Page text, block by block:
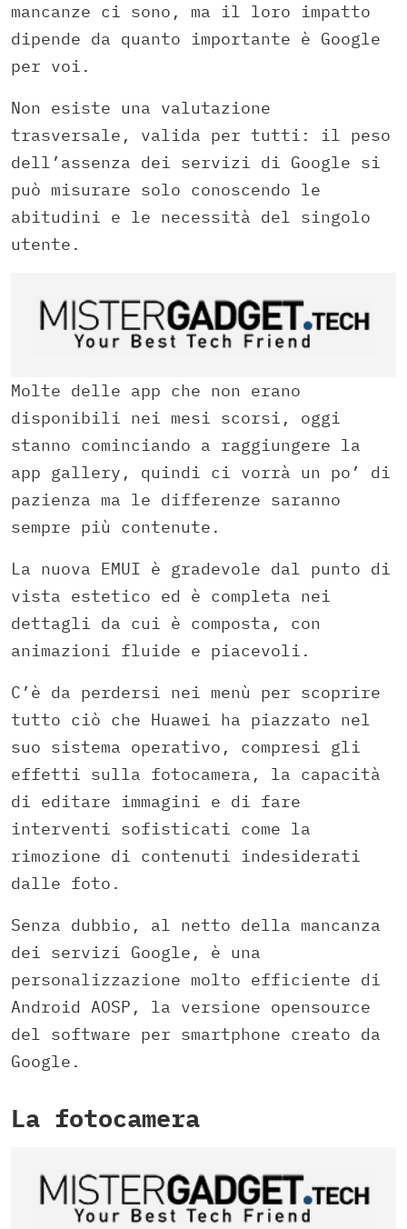
mancanze ci sono, ma il loro impatto
dipende da quanto importante è Google
per voi.
Non esiste una valutazione
trasversale, valida per tutti: il peso
dell’assenza dei servizi di Google si
può misurare solo conoscendo le
abitudini e le necessità del singolo
utente.
Molte delle app che non erano
disponibili nei mesi scorsi, oggi
stanno cominciando a raggiungere la
app gallery, quindi ci vorrà un po’ di
pazienza ma le differenze saranno
sempre più contenute.
La nuova EMUI è gradevole dal punto di
vista estetico ed è completa nei
dettagli da cui è composta, con
animazioni fluide e piacevoli.
C’è da perdersi nei menù per scoprire
tutto ciò che Huawei ha piazzato nel
suo sistema operativo, compresi gli
effetti sulla fotocamera, la capacità
di editare immagini e di fare
interventi sofisticati come la
rimozione di contenuti indesiderati
dalle foto.
Senza dubbio, al netto della mancanza
dei servizi Google, è una
personalizzazione molto efficiente di
Android AOSP, la versione opensource
del software per smartphone creato da
Google.
La fotocamera